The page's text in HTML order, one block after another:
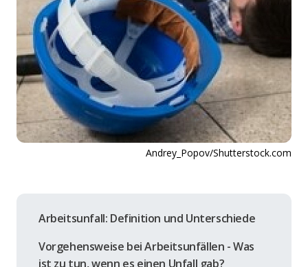
Andrey_Popov/Shutterstock.com
Arbeitsunfall: Definition und Unterschiede
Vorgehensweise bei Arbeitsunfällen - Was
ist zu tun, wenn es einen Unfall gab?